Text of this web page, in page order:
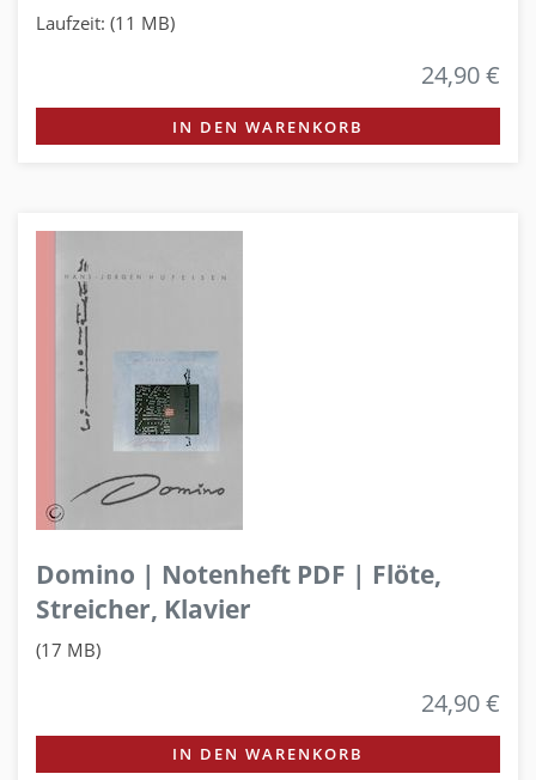
Laufzeit: (11 MB)
24,90 €
IN DEN WARENKORB
Domino | Notenheft PDF | Flöte,
Streicher, Klavier
(17 MB)
24,90 €
IN DEN WARENKORB